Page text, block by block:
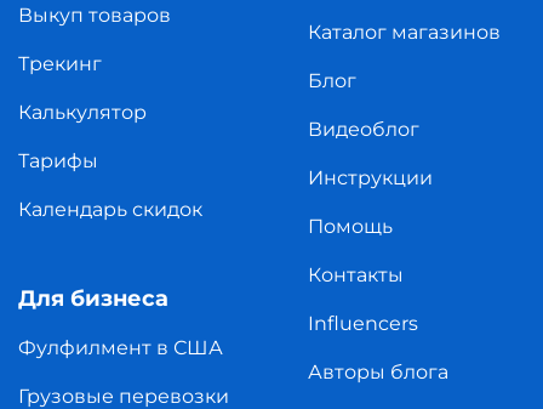
Выкуп товаров
Трекинг
Калькулятор
Тарифы
Календарь скидок
Для бизнеса
Фулфилмент в США
Грузовые перевозки
Каталог магазинов
Блог
Видеоблог
Инструкции
Помощь
Контакты
Influencers
Авторы блога